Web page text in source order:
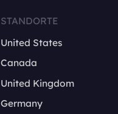
STANDORTE
United States
Canada
United Kingdom
Germany